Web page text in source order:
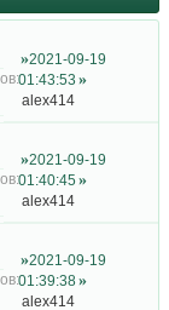
2021-09-19
01:43:53
alex414
2021-09-19
01:40:45
alex414
2021-09-19
01:39:38
alex414